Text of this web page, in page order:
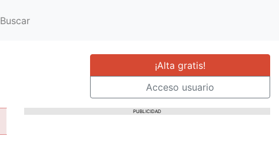
Buscar
¡Alta gratis!
Acceso usuario
PUBLICIDAD